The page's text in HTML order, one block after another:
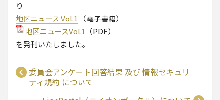
り
地区ニュース Vol.1 （電子書籍）
地区ニュースVol.1 （PDF）
を発刊いたしました。
委員会アンケート回答結果 及び 情報セキュリ
ティ規約 について